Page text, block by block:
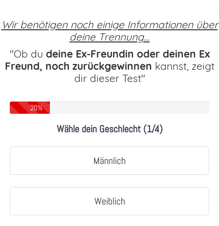
Wir benötigen noch einige Informationen über
deine Trennung...
"Ob du deine Ex-Freundin oder deinen Ex
Freund, noch zurückgewinnen kannst, zeigt
dir dieser Test"
20%
Wähle dein Geschlecht (1/4)
Männlich
Weiblich